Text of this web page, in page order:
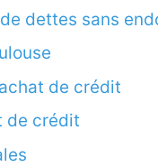
dettes sans
de crédit
de crédit